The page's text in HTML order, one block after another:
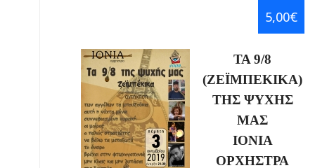
5,00€
ΤΑ 9/8
(ΖΕΪΜΠΕΚΙΚΑ)
ΤΗΣ ΨΥΧΗΣ
ΜΑΣ
ΙΟΝΙΑ
ΟΡΧΗΣΤΡΑ